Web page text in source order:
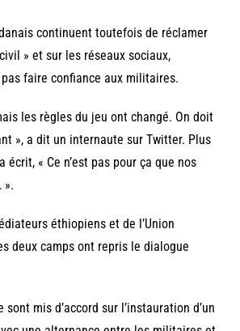
continuent toutefois de réclamer
» et sur les réseaux sociaux,
faire confiance aux militaires.
les règles du jeu ont changé. On doit
», a dit un internaute sur Twitter. Plus
écrit, « Ce n’est pas pour ça que nos
».
éthiopiens et de l’Union
deux camps ont repris le dialogue
sont mis d’accord sur l’instauration d’un